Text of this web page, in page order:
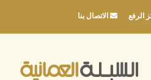
الرفع الاتصال بنا